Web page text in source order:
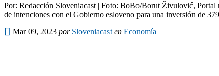
Por: Redacción Sloveniacast | Foto: BoBo/Borut Živulović,
de intenciones con el Gobierno esloveno para una inversión de
Mar 09, 2023 por Sloveniacast en Economía